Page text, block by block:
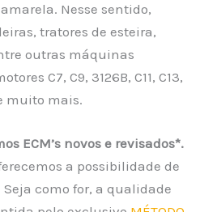
Nesse sentido,
tratores de esteira,
outras máquinas
C7, C9, 3126B, C11, C13,
e muito mais.
ECM’s novos e revisados*.
a possibilidade de
como for, a qualidade